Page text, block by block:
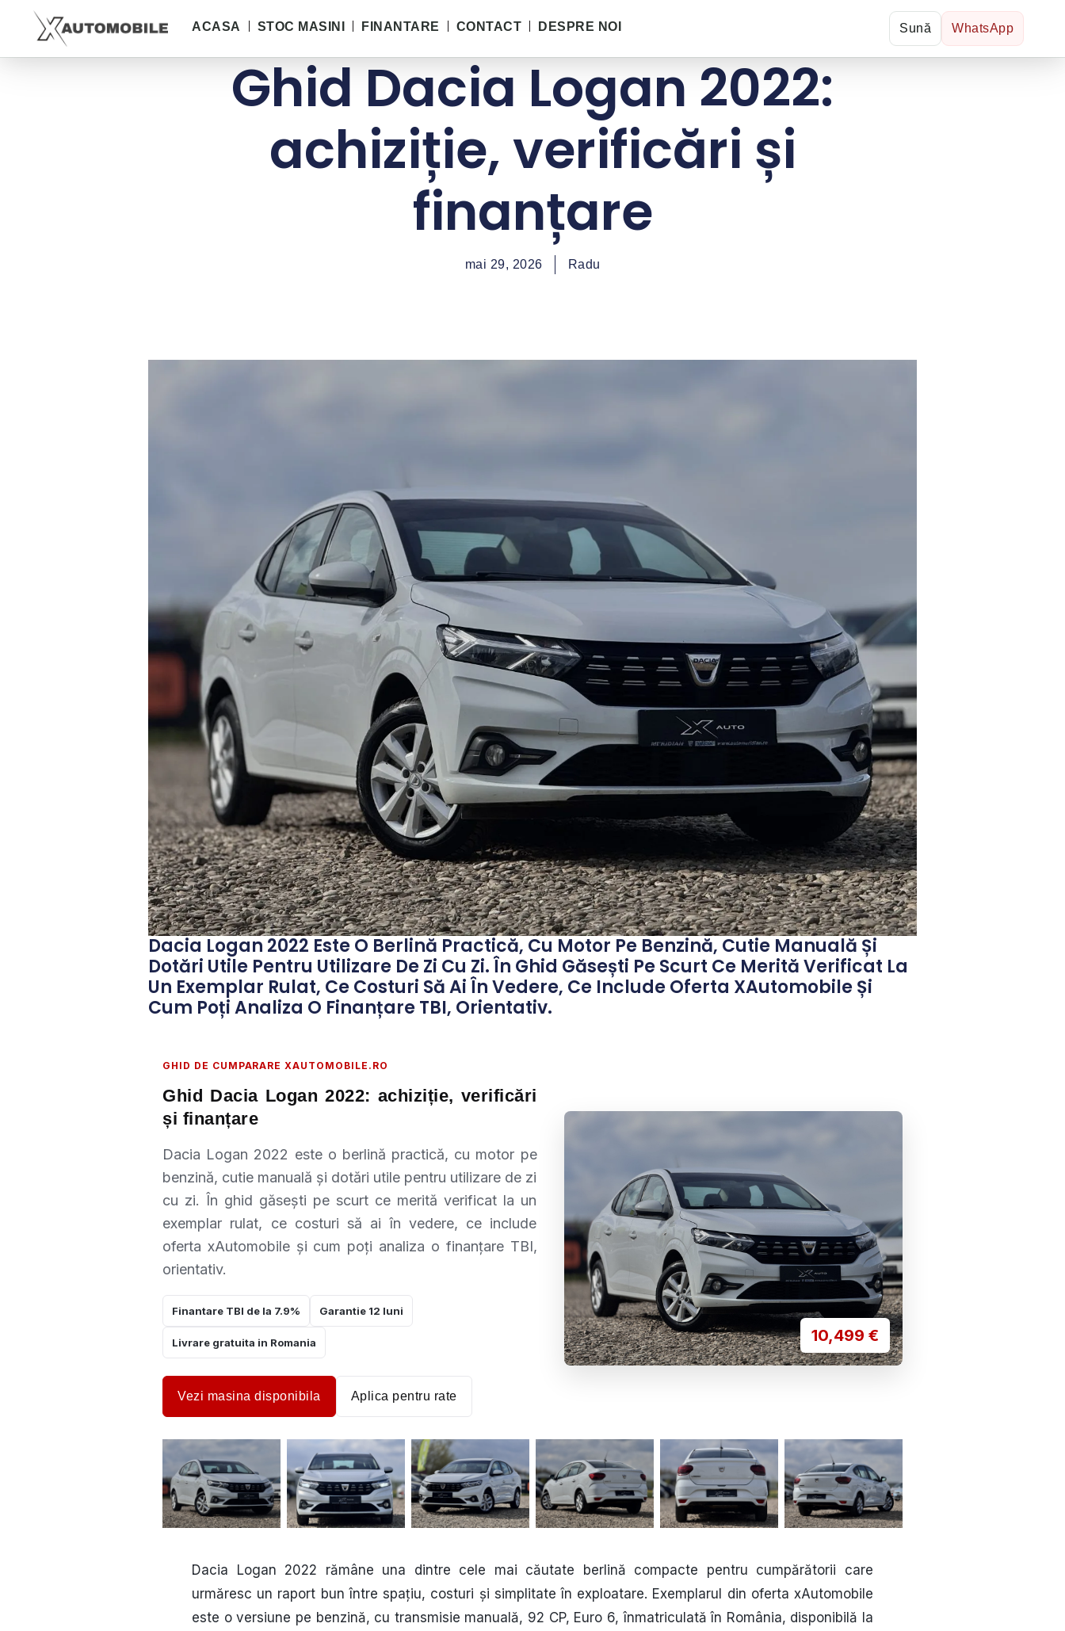
ACASA STOC MASINI FINANTARE CONTACT DESPRE NOI Sună WhatsApp
Ghid Dacia Logan 2022:
achiziție, verificări și
finanțare
mai 29, 2026 Radu
Dacia Logan 2022 Este O Berlină Practică, Cu Motor Pe Benzină, Cutie Manuală Și
Dotări Utile Pentru Utilizare De Zi Cu Zi. În Ghid Găsești Pe Scurt Ce Merită Verificat La
Un Exemplar Rulat, Ce Costuri Să Ai În Vedere, Ce Include Oferta XAutomobile Și
Cum Poți Analiza O Finanțare TBI, Orientativ.
GHID DE CUMPARARE XAUTOMOBILE.RO
Ghid Dacia Logan 2022: achiziție, verificări
și finanțare
Dacia Logan 2022 este o berlină practică, cu motor pe
benzină, cutie manuală și dotări utile pentru utilizare de zi
cu zi. În ghid găsești pe scurt ce merită verificat la un
exemplar rulat, ce costuri să ai în vedere, ce include
oferta xAutomobile și cum poți analiza o finanțare TBI,
orientativ.
Finantare TBI de la 7.9% Garantie 12 luni
Livrare gratuita in Romania
Vezi masina disponibila Aplica pentru rate
10,499 €
Dacia Logan 2022 rămâne una dintre cele mai căutate berlină compacte pentru cumpărătorii care
urmăresc un raport bun între spațiu, costuri și simplitate în exploatare. Exemplarul din oferta xAutomobile
este o versiune pe benzină, cu transmisie manuală, 92 CP, Euro 6, înmatriculată în România, disponibilă la